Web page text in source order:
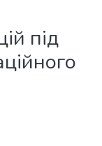
під